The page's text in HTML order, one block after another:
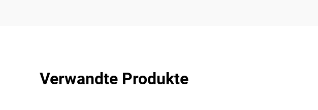
Verwandte Produkte